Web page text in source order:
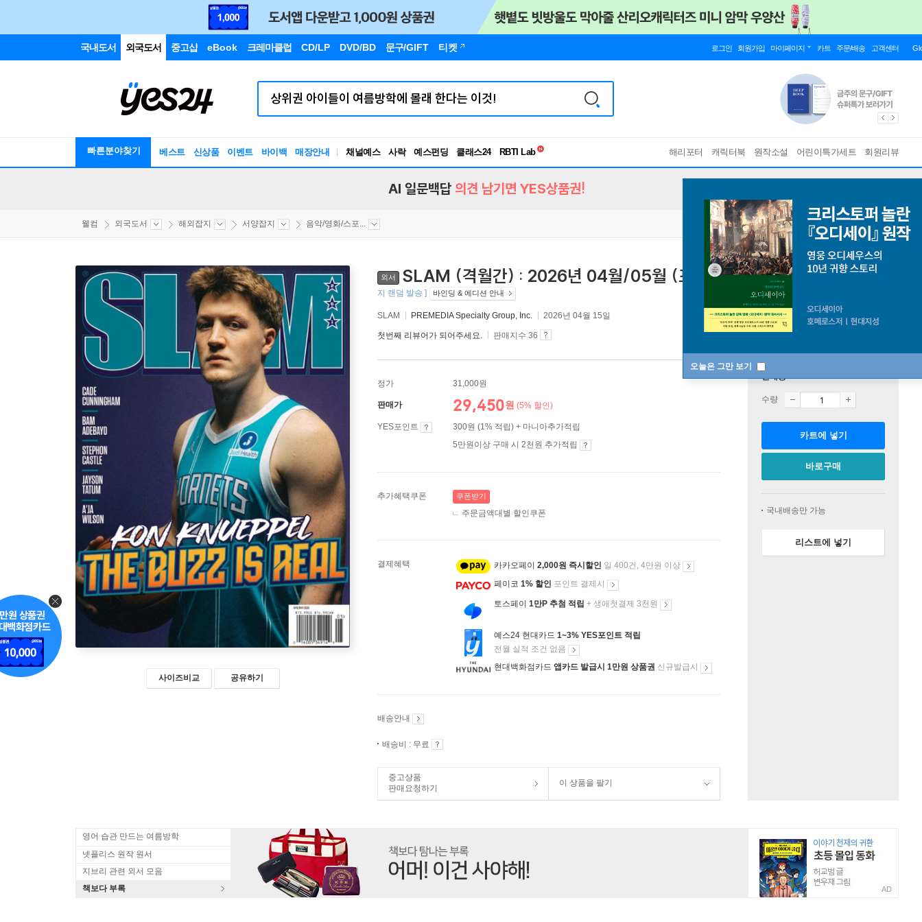
국내도서 외국도서 중고샵 eBook 크레마클럽 CD/LP DVD/BD 문구/GIFT 티켓 로그인 회원가입 마이페이지 카트 주문/배송 고객센터
빠른분야찾기 베스트 신상품 이벤트 바이백 매장안내 채널예스 사락 예스펀딩 클래스24
독서유형검사
해리포터 캐릭터북 원작소설 어린이특가세트 회원리뷰
오늘은 그만 보기
AI 일문백답 의견 남기면 YES상품권!
웰컴 외국도서 해외잡지 서양잡지 음악/영화/스포...
사이즈비교 공유하기
외서 SLAM (격월간) : 2026년 04월/05월 (표지 랜덤 발송) [ 발행국 : 미국, 연6회 발행, 표
지 랜덤 발송 ]
바인딩 & 에디션 안내
SLAM PREMEDIA Specialty Group, Inc. 2026년 04월 15일
첫번째 리뷰어가 되어주세요. 판매지수 36
정가 31,000원
판매가 29,450원 (5% 할인)
YES포인트
300원 (1% 적립) + 마니아추가적립
5만원이상 구매 시 2천원 추가적립
추가혜택쿠폰 쿠폰받기
주문금액대별 할인쿠폰
결제혜택 카카오페이 2,000원 즉시할인 일 400건, 4만원 이상
페이코 1% 할인 포인트 결제시
토스페이 1만P 추첨 적립 + 생애첫결제 3천원
예스24 현대카드 1~3% YES포인트 적립
전월 실적 조건 없음
현대백화점카드 앱카드 발급시 1만원 상품권 신규발급시
배송안내
배송비 : 무료
중고상품
판매요청하기
이 상품을 팔기
판매중
수량
카트에 넣기
바로구매
국내배송만 가능
리스트에 넣기
영어 습관 만드는 여름방학
넷플리스 원작 원서
지브리 관련 외서 모음
책보다 부록
AD